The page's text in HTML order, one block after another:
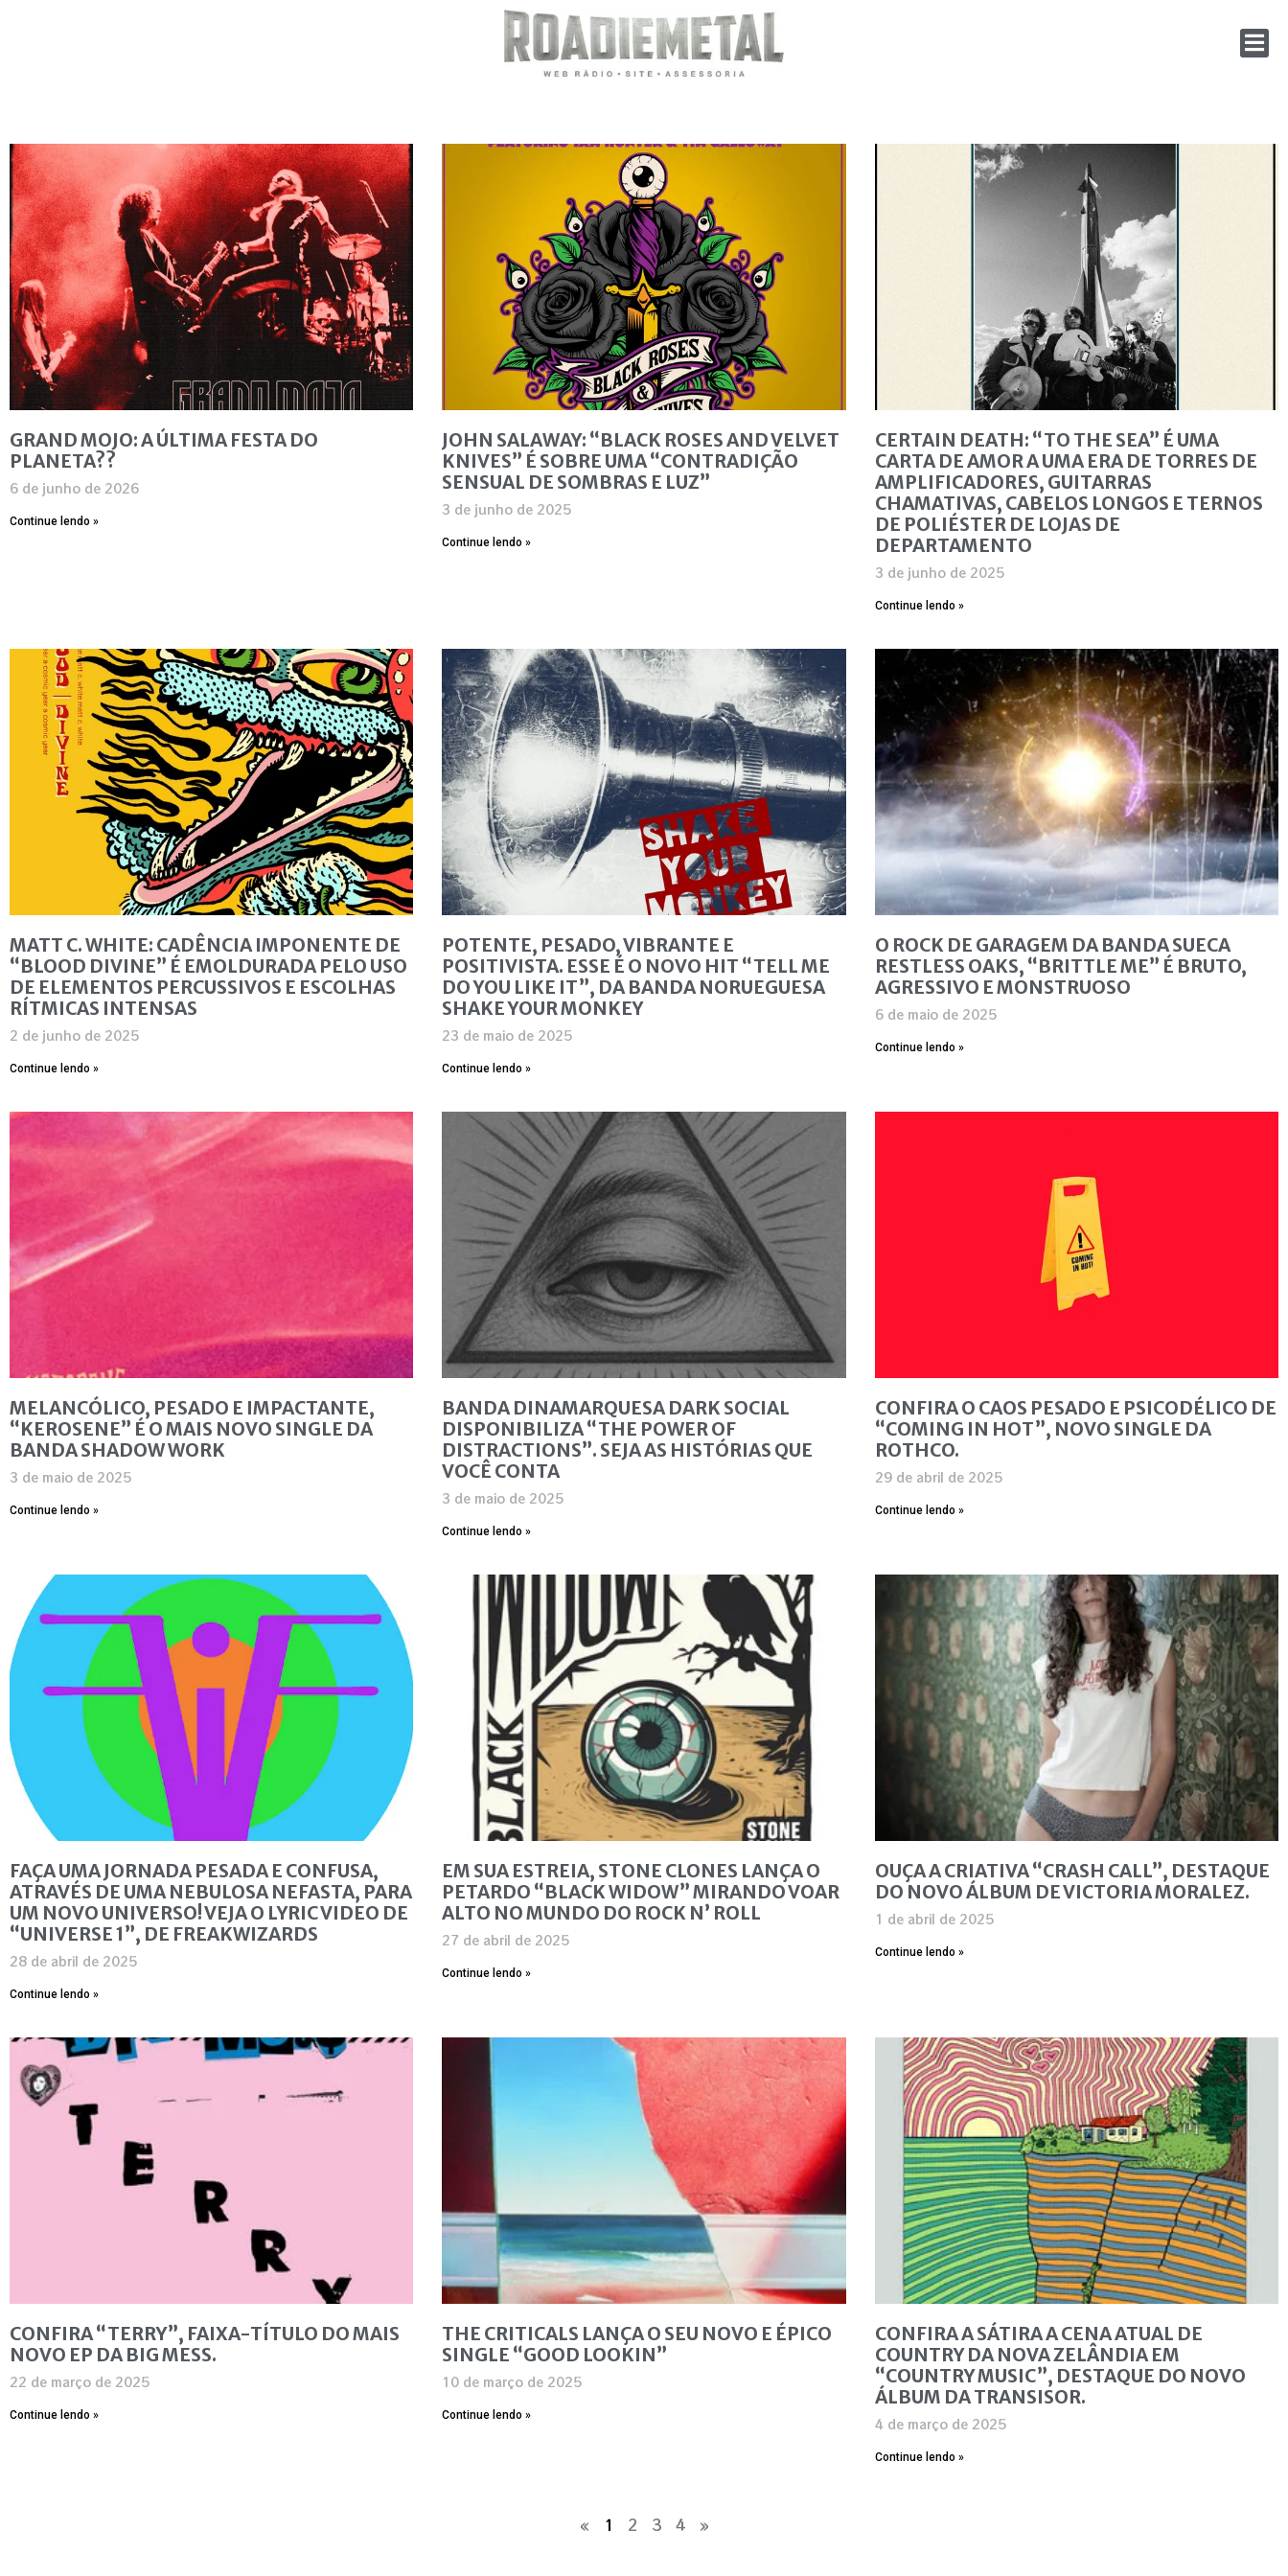
GRAND MOJO: A ÚLTIMA FESTA DO
PLANETA??
6 de junho de 2026
Continue lendo »
JOHN SALAWAY: “BLACK ROSES AND VELVET
KNIVES” É SOBRE UMA “CONTRADIÇÃO
SENSUAL DE SOMBRAS E LUZ”
3 de junho de 2025
Continue lendo »
CERTAIN DEATH: “TO THE SEA” É UMA
CARTA DE AMOR A UMA ERA DE TORRES DE
AMPLIFICADORES, GUITARRAS
CHAMATIVAS, CABELOS LONGOS E TERNOS
DE POLIÉSTER DE LOJAS DE
DEPARTAMENTO
3 de junho de 2025
Continue lendo »
MATT C. WHITE: CADÊNCIA IMPONENTE DE
“BLOOD DIVINE” É EMOLDURADA PELO USO
DE ELEMENTOS PERCUSSIVOS E ESCOLHAS
RÍTMICAS INTENSAS
2 de junho de 2025
Continue lendo »
POTENTE, PESADO, VIBRANTE E
POSITIVISTA. ESSE É O NOVO HIT “TELL ME
DO YOU LIKE IT”, DA BANDA NORUEGUESA
SHAKE YOUR MONKEY
23 de maio de 2025
Continue lendo »
O ROCK DE GARAGEM DA BANDA SUECA
RESTLESS OAKS, “BRITTLE ME” É BRUTO,
AGRESSIVO E MONSTRUOSO
6 de maio de 2025
Continue lendo »
MELANCÓLICO, PESADO E IMPACTANTE,
“KEROSENE” É O MAIS NOVO SINGLE DA
BANDA SHADOW WORK
3 de maio de 2025
Continue lendo »
BANDA DINAMARQUESA DARK SOCIAL
DISPONIBILIZA “THE POWER OF
DISTRACTIONS”. SEJA AS HISTÓRIAS QUE
VOCÊ CONTA
3 de maio de 2025
Continue lendo »
CONFIRA O CAOS PESADO E PSICODÉLICO DE
“COMING IN HOT”, NOVO SINGLE DA
ROTHCO.
29 de abril de 2025
Continue lendo »
FAÇA UMA JORNADA PESADA E CONFUSA,
ATRAVÉS DE UMA NEBULOSA NEFASTA, PARA
UM NOVO UNIVERSO! VEJA O LYRIC VIDEO DE
“UNIVERSE 1”, DE FREAKWIZARDS
28 de abril de 2025
Continue lendo »
EM SUA ESTREIA, STONE CLONES LANÇA O
PETARDO “BLACK WIDOW” MIRANDO VOAR
ALTO NO MUNDO DO ROCK N’ ROLL
27 de abril de 2025
Continue lendo »
OUÇA A CRIATIVA “CRASH CALL”, DESTAQUE
DO NOVO ÁLBUM DE VICTORIA MORALEZ.
1 de abril de 2025
Continue lendo »
CONFIRA “TERRY”, FAIXA-TÍTULO DO MAIS
NOVO EP DA BIG MESS.
22 de março de 2025
Continue lendo »
THE CRITICALS LANÇA O SEU NOVO E ÉPICO
SINGLE “GOOD LOOKIN”
10 de março de 2025
Continue lendo »
CONFIRA A SÁTIRA A CENA ATUAL DE
COUNTRY DA NOVA ZELÂNDIA EM
“COUNTRY MUSIC”, DESTAQUE DO NOVO
ÁLBUM DA TRANSISOR.
4 de março de 2025
Continue lendo »
« 1 2 3 4 »